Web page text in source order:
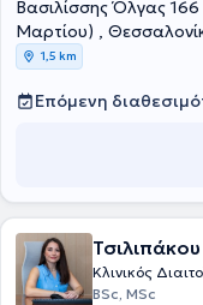
βασίζεται στην
Επίσης, εξειδικεύονται
αυτοάνοσων
όλες οι θρεπτικές
συμπληρωματικά στην
Βασιλίσσης Όλγας
Μαρτίου) ,
1,5 km
Επόμενη
Κλινικός
BSc, MSc